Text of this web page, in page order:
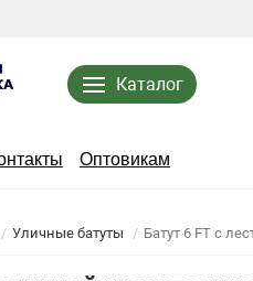
Каталог
Оптовикам
Уличные батуты Батут 6 FT с